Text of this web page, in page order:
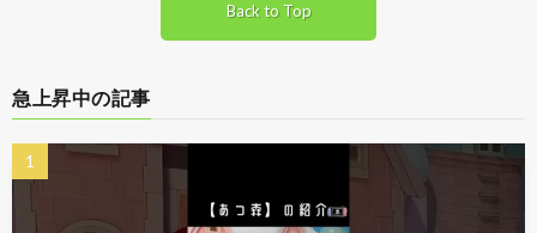
Back to Top
急上昇中の記事